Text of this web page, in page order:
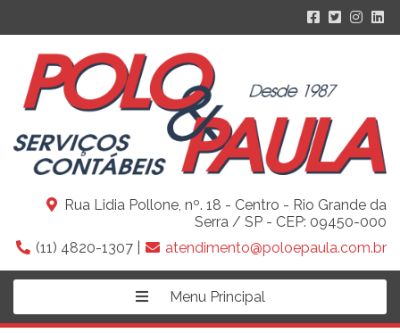
Rua Lidia Pollone, nº. 18 - Centro - Rio Grande da
Serra / SP - CEP: 09450-000
(11) 4820-1307 |
atendimento@poloepaula.com.br
Menu Principal